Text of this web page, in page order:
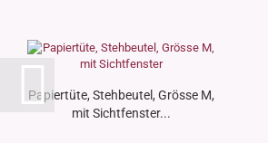
Papiertüte, Stehbeutel, Grösse M,
mit Sichtfenster...